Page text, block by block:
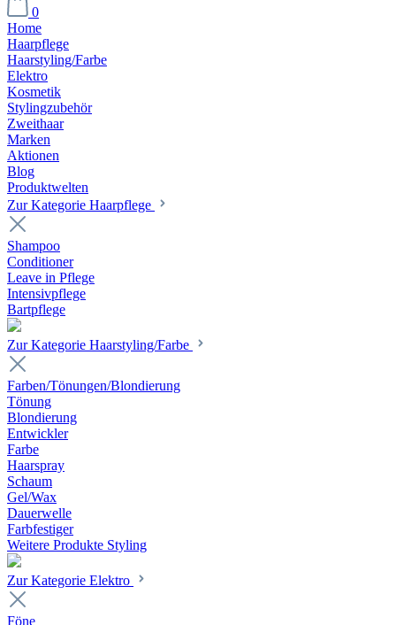
0
Home
Haarpflege
Haarstyling/Farbe
Elektro
Kosmetik
Stylingzubehör
Zweithaar
Marken
Aktionen
Blog
Produktwelten
Zur Kategorie Haarpflege
Shampoo
Conditioner
Leave in Pflege
Intensivpflege
Bartpflege
Zur Kategorie Haarstyling/Farbe
Farben/Tönungen/Blondierung
Tönung
Blondierung
Entwickler
Farbe
Haarspray
Schaum
Gel/Wax
Dauerwelle
Farbfestiger
Weitere Produkte Styling
Zur Kategorie Elektro
Föne